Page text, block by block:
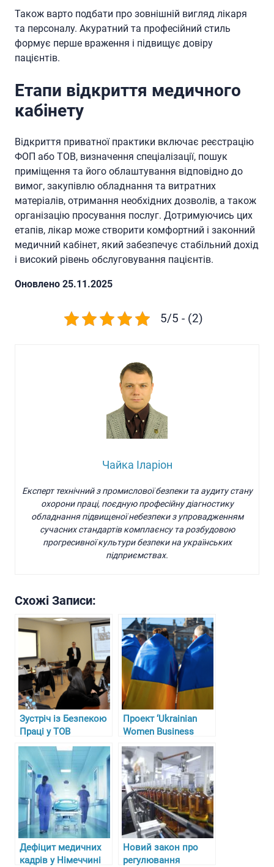
Також варто подбати про зовнішній вигляд лікаря
та персоналу. Акуратний та професійний стиль
формує перше враження і підвищує довіру
пацієнтів.
Етапи відкриття медичного
кабінету
Відкриття приватної практики включає реєстрацію
ФОП або ТОВ, визначення спеціалізації, пошук
приміщення та його облаштування відповідно до
вимог, закупівлю обладнання та витратних
матеріалів, отримання необхідних дозволів, а також
організацію просування послуг. Дотримуючись цих
етапів, лікар може створити комфортний і законний
медичний кабінет, який забезпечує стабільний дохід
і високий рівень обслуговування пацієнтів.
Oновлено 25.11.2025
5/5 - (2)
Чайка Іларіон
Експерт технічний з промислової безпеки та аудиту стану
охорони праці, поєдную професійну діагностику
обладнання підвищеної небезпеки з упровадженням
сучасних стандартів комплаєнсу та розбудовою
прогресивної культури безпеки на українських
підприємствах.
Схожі Записи:
Зустріч із Безпекою
Праці у ТОВ
“Гарасимів Агро”
Проект ‘Ukrainian
Women Business
Circle’ у Німеччині
Дефіцит медичних
кадрів у Німеччині
Новий закон про
регулювання